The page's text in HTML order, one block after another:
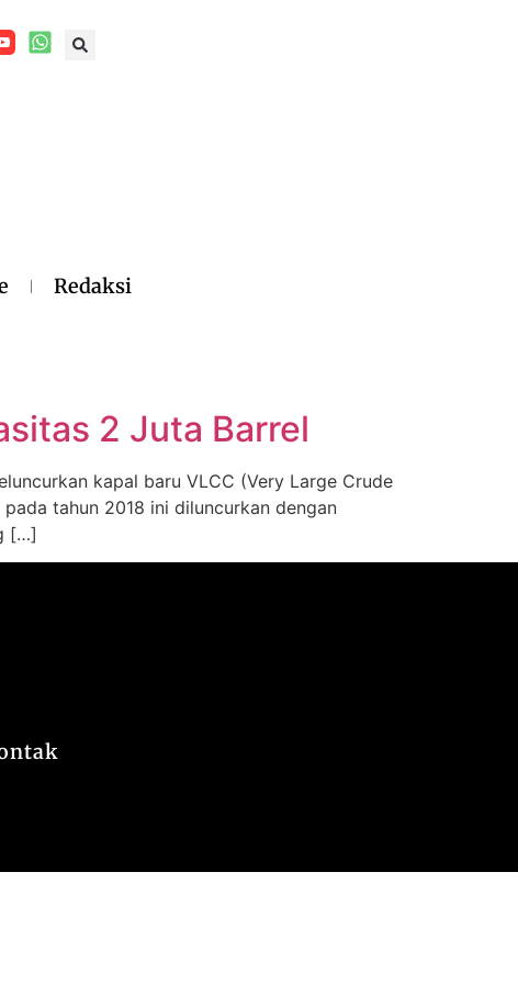
Redaksi
2 Juta Barrel
kapal baru VLCC (Very Large Crude
tahun 2018 ini diluncurkan dengan
[…]